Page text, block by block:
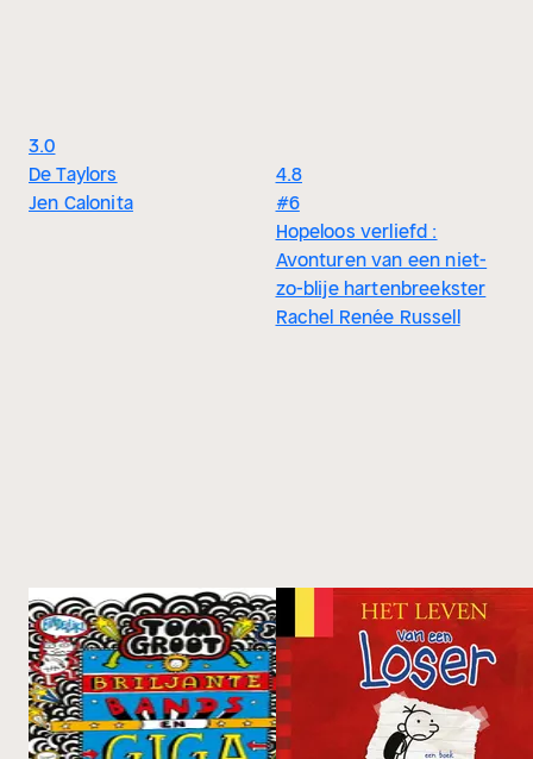
3.0
De Taylors
Jen Calonita
4.8
#6
Hopeloos verliefd :
Avonturen van een niet-
zo-blije hartenbreekster
Rachel Renée Russell